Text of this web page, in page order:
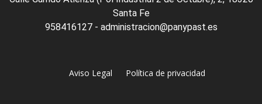
Santa Fe
958416127 - administracion@panypast.es
Aviso Legal Política de privacidad